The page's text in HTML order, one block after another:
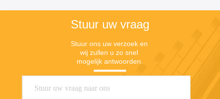
Stuur uw vraag
Stuur ons uw verzoek en
wij zullen u zo snel
mogelijk antwoorden.